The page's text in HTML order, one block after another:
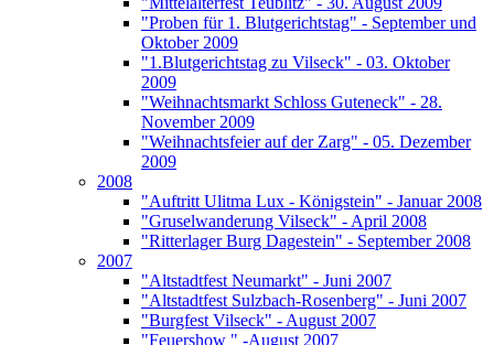
"Proben für 1. Blutgerichtstag" - September und
Oktober 2009
"1.Blutgerichtstag zu Vilseck" - 03. Oktober
2009
"Weihnachtsmarkt Schloss Guteneck" - 28.
November 2009
"Weihnachtsfeier auf der Zarg" - 05. Dezember
2009
2008
"Auftritt Ulitma Lux - Königstein" - Januar 2008
"Gruselwanderung Vilseck" - April 2008
"Ritterlager Burg Dagestein" - September 2008
2007
"Altstadtfest Neumarkt" - Juni 2007
"Altstadtfest Sulzbach-Rosenberg" - Juni 2007
"Burgfest Vilseck" - August 2007
"Feuershow " -August 2007